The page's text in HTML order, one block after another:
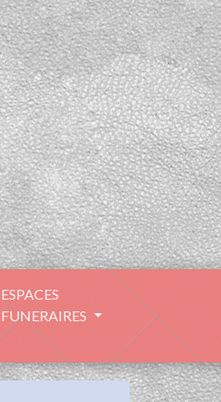
ESPACES
FUNERAIRES